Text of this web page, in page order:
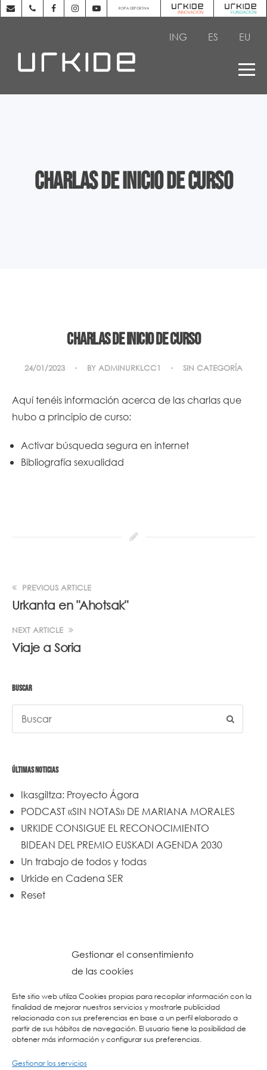
Gestionar el consentimiento
de las cookies
Este sitio web utiliza Cookies propias para recopilar información con la
finalidad de mejorar nuestros servicios y mostrarle publicidad
relacionada con sus preferencias en base a un perfil elaborado a
partir de sus hábitos de navegación. El usuario tiene la posibilidad de
obtener más información y configurar sus preferencias.
Gestionar los servicios
ROPA DEPORTIVA
ING ES EU
Charlas de inicio de curso
Charlas de inicio de curso
24/01/2023 BY ADMINURKLCC1 SIN CATEGORÍA
Aquí tenéis información acerca de las charlas que
hubo a principio de curso:
Activar búsqueda segura en internet
Bibliografía sexualidad
PREVIOUS ARTICLE
Urkanta en "Ahotsak"
NEXT ARTICLE
Viaje a Soria
BUSCAR
ÚLTIMAS NOTICIAS
Ikasgiltza: Proyecto Ágora
PODCAST «SIN NOTAS» DE MARIANA MORALES
URKIDE CONSIGUE EL RECONOCIMIENTO
BIDEAN DEL PREMIO EUSKADI AGENDA 2030
Un trabajo de todos y todas
Urkide en Cadena SER
Reset